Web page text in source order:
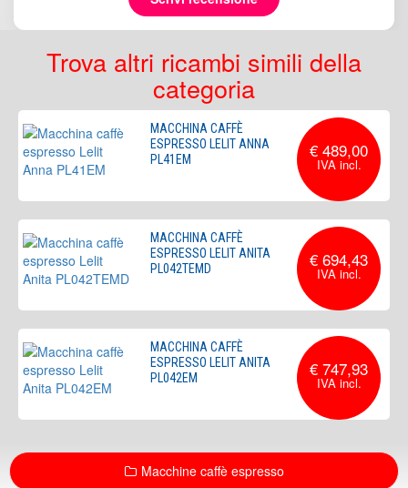
Trova altri ricambi simili della
categoria
MACCHINA CAFFÈ
ESPRESSO LELIT ANNA
PL41EM
€ 489,00
MACCHINA CAFFÈ
ESPRESSO LELIT ANITA
PL042TEMD
€ 694,43
MACCHINA CAFFÈ
ESPRESSO LELIT ANITA
PL042EM
€ 747,93
Macchine caffè espresso